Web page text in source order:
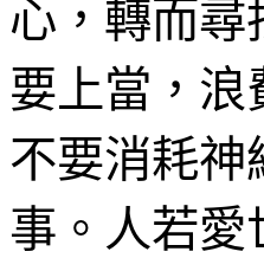
心，轉而尋
要上當，浪
不要消耗神
事。人若愛